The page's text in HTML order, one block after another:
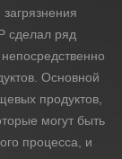
сделал ряд
Основной
продуктов,
могут быть
процесса, и